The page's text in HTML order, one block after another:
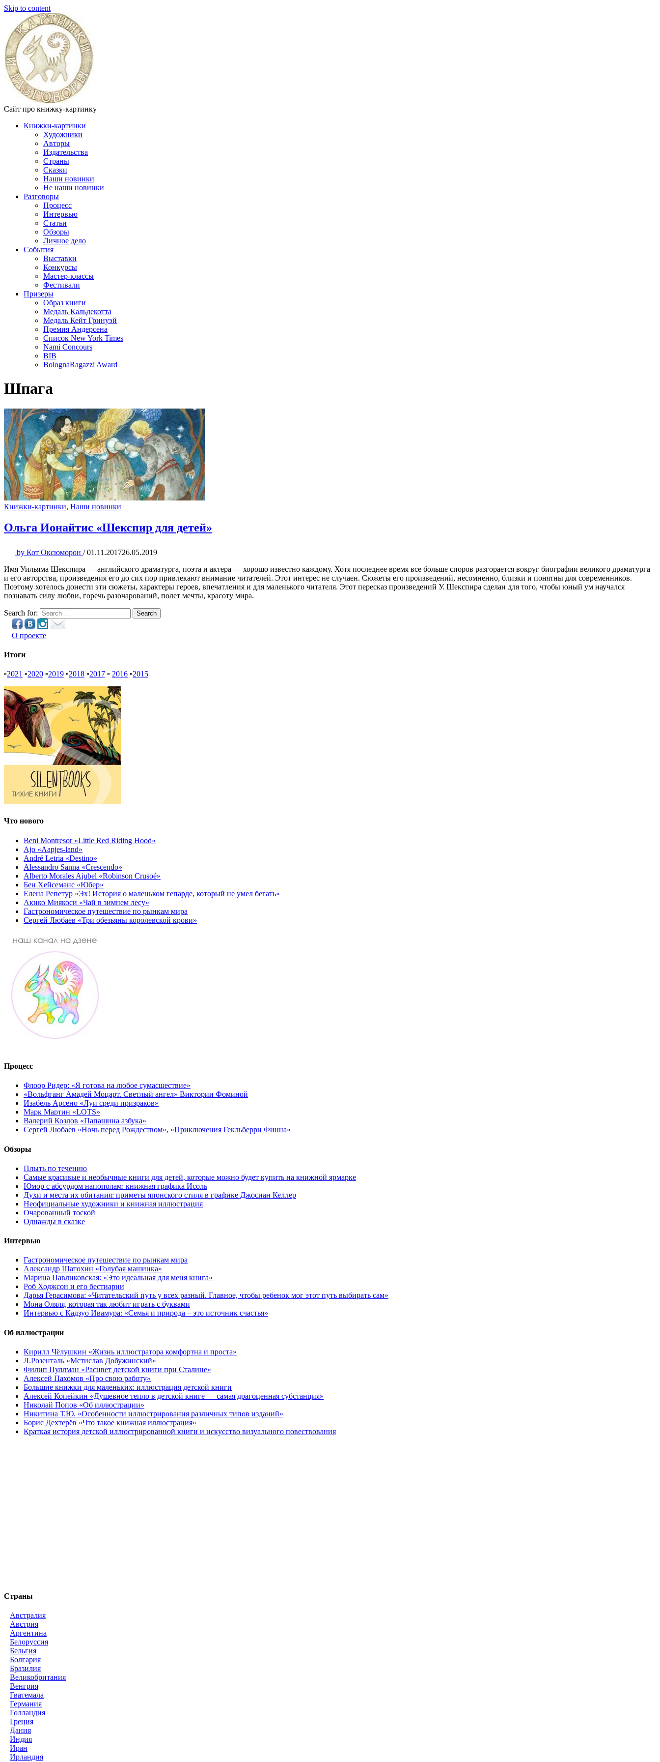
Skip to content
Сайт про книжку-картинку
Книжки-картинки
Художники
Авторы
Издательства
Страны
Сказки
Наши новинки
Не наши новинки
Разговоры
Процесс
Интервью
Статьи
Обзоры
Личное дело
События
Выставки
Конкурсы
Мастер-классы
Фестивали
Призеры
Образ книги
Медаль Кальдекотта
Медаль Кейт Гринуэй
Премия Андерсена
Список New York Times
Nami Concours
BIB
BolognaRagazzi Award
Шпага
Книжки-картинки, Наши новинки
Ольга Ионайтис «Шекспир для детей»
by Кот Оксюморон / 01.11.201726.05.2019
Имя Уильяма Шекспира — английского драматурга, поэта и актера — хорошо известно каждому. Хотя последнее время все больше споров разгорается вокруг биографии великого драматурга
и его авторства, произведения его до сих пор привлекают внимание читателей. Этот интерес не случаен. Сюжеты его произведений, несомненно, близки и понятны для современников.
Поэтому хотелось донести эти сюжеты, характеры героев, впечатления и для маленького читателя. Этот пересказ произведений У. Шекспира сделан для того, чтобы юный ум научался
познавать силу любви, горечь разочарований, полет мечты, красоту мира.
Search for: Search
О проекте
Итоги
▫2021 ▫2020 ▫2019 ▫2018 ▫2017 ▫ 2016 ▫2015
Что нового
Beni Montresor «Little Red Riding Hood»
Ajo «Aapjes-land»
André Letria «Destino»
Alessandro Sanna «Crescendo»
Alberto Morales Ajubel «Robinson Crusoé»
Бен Хейсеманс «Юбер»
Елена Репетур «Эх! История о маленьком гепарде, который не умел бегать»
Акико Миякоси «Чай в зимнем лесу»
Гастрономическое путешествие по рынкам мира
Сергей Любаев «Три обезьяны королевской крови»
Процесс
Флоор Ридер: «Я готова на любое сумасшествие»
«Вольфганг Амадей Моцарт. Светлый ангел» Виктории Фоминой
Изабель Арсено «Луи среди призраков»
Марк Мартин «LOTS»
Валерий Козлов «Папашина азбука»
Сергей Любаев «Ночь перед Рождеством», «Приключения Гекльберри Финна»
Обзоры
Плыть по течению
Самые красивые и необычные книги для детей, которые можно будет купить на книжной ярмарке
Юмор с абсурдом напополам: книжная графика Исоль
Духи и места их обитания: приметы японского стиля в графике Джосиан Келлер
Неофициальные художники и книжная иллюстрация
Очарованный тоской
Однажды в сказке
Интервью
Гастрономическое путешествие по рынкам мира
Александр Шатохин «Голубая машинка»
Марина Павликовская: «Это идеальная для меня книга»
Роб Ходжсон и его бестиарии
Дарья Герасимова: «Читательский путь у всех разный. Главное, чтобы ребенок мог этот путь выбирать сам»
Мона Оляля, которая так любит играть с буквами
Интервью с Кадзуо Ивамура: «Семья и природа – это источник счастья»
Об иллюстрации
Кирилл Чёлушкин «Жизнь иллюстратора комфортна и проста»
Л.Розенталь «Мстислав Добужинский»
Филип Пуллман «Расцвет детской книги при Сталине»
Алексей Пахомов «Про свою работу»
Большие книжки для маленьких: иллюстрация детской книги
Алексей Копейкин «Душевное тепло в детской книге — самая драгоценная субстанция»
Николай Попов «Об иллюстрации»
Никитина Т.Ю. «Особенности иллюстрирования различных типов изданий»
Борис Дехтерёв «Что такое книжная иллюстрация»
Краткая история детской иллюстрированной книги и искусство визуального повествования
Страны
Австралия
Австрия
Аргентина
Белоруссия
Бельгия
Болгария
Бразилия
Великобритания
Венгрия
Гватемала
Германия
Голландия
Греция
Дания
Индия
Иран
Ирландия